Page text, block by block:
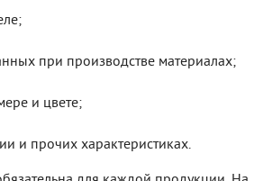
при производстве материалах;
и цвете;
и прочих характеристиках.